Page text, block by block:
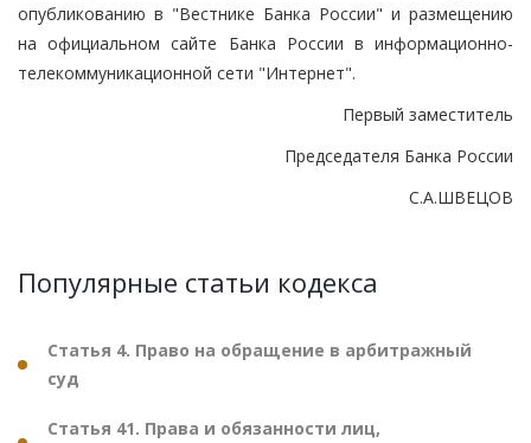
опубликованию в "Вестнике Банка России" и размещению
на официальном сайте Банка России в информационно-
телекоммуникационной сети "Интернет".
Первый заместитель
Председателя Банка России
С.А.ШВЕЦОВ
Популярные статьи кодекса
Статья 4. Право на обращение в арбитражный
суд
Статья 41. Права и обязанности лиц,